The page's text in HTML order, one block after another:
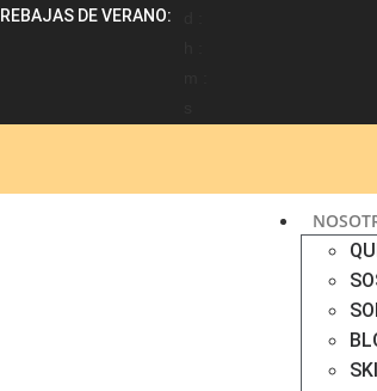
REBAJAS DE VERANO: